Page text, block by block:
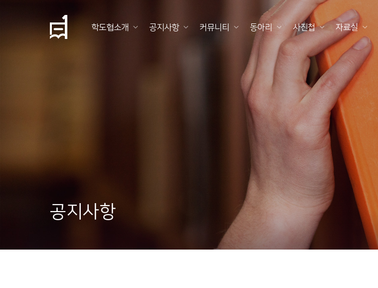
학도협소개 공지사항 커뮤니티 동아리 사진첩 자료실
공지사항
티